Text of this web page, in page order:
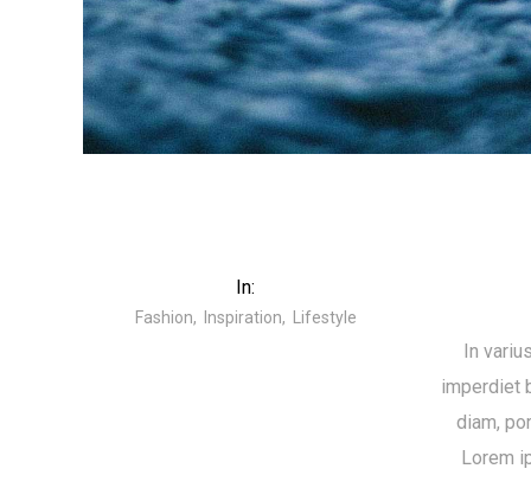
In:
Fashion Inspiration Lifestyle
In
imperdiet
diam,
Lorem